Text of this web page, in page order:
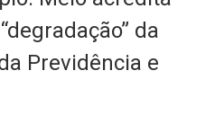
da
Previdência e